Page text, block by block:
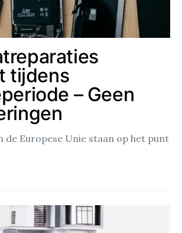
tijdens
– Geen
de Europese Unie staan op het punt